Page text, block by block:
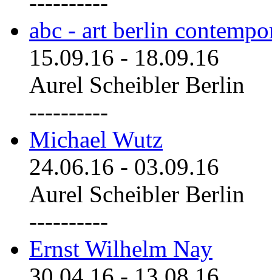
abc - art berlin
15.09.16 - 18.09.16
Aurel Scheibler Berlin
----------
Michael Wutz
24.06.16 - 03.09.16
Aurel Scheibler Berlin
----------
Ernst Wilhelm Nay